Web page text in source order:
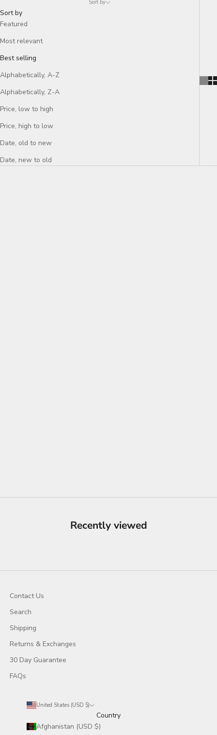
Sort by
Sort by
Featured
Most relevant
Best selling
Alphabetically, A-Z
Alphabetically, Z-A
Price, low to high
Price, high to low
Date, old to new
Date, new to old
Recently viewed
Contact Us
Search
Shipping
Returns & Exchanges
30 Day Guarantee
FAQs
United States (USD $)
Country
Afghanistan (USD $)